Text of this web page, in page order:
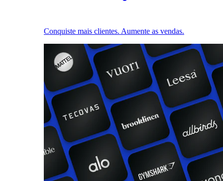
Conquiste mais clientes. Aumente as vendas.